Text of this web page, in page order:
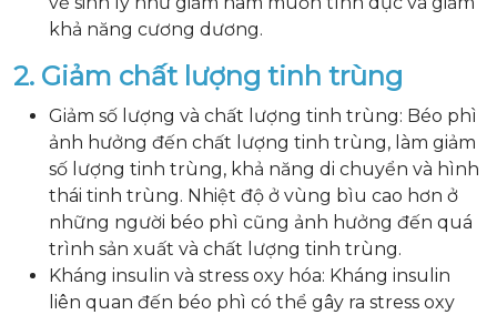
khả năng cương dương.
2. Giảm chất lượng tinh trùng
Giảm số lượng và chất lượng tinh trùng: Béo phì
ảnh hưởng đến chất lượng tinh trùng, làm giảm
số lượng tinh trùng, khả năng di chuyển và hình
thái tinh trùng. Nhiệt độ ở vùng bìu cao hơn ở
những người béo phì cũng ảnh hưởng đến quá
trình sản xuất và chất lượng tinh trùng.
Kháng insulin và stress oxy hóa: Kháng insulin
liên quan đến béo phì có thể gây ra stress oxy